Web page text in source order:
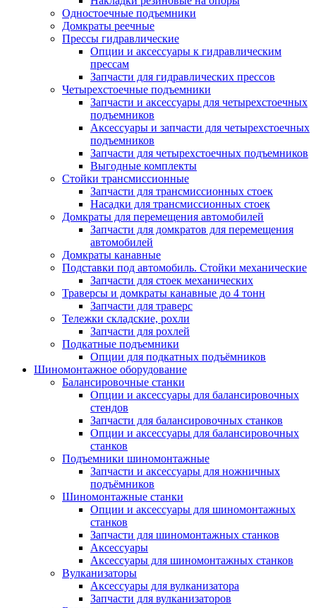
Одностоечные подъемники
Домкраты реечные
Прессы гидравлические
Опции и аксессуары к гидравлическим
прессам
Запчасти для гидравлических прессов
Четырехстоечные подъемники
Запчасти и аксессуары для четырехстоечных
подъемников
Аксессуары и запчасти для четырехстоечных
подъемников
Запчасти для четырехстоечных подъемников
Выгодные комплекты
Стойки трансмиссионные
Запчасти для трансмиссионных стоек
Насадки для трансмиссионных стоек
Домкраты для перемещения автомобилей
Запчасти для домкратов для перемещения
автомобилей
Домкраты канавные
Подставки под автомобиль. Стойки механические
Запчасти для стоек механических
Траверсы и домкраты канавные до 4 тонн
Запчасти для траверс
Тележки складские, рохли
Запчасти для рохлей
Подкатные подъемники
Опции для подкатных подъёмников
Шиномонтажное оборудование
Балансировочные станки
Опции и аксессуары для балансировочных
стендов
Запчасти для балансировочных станков
Опции и аксессуары для балансировочных
станков
Подъемники шиномонтажные
Запчасти и аксессуары для ножничных
подъёмников
Шиномонтажные станки
Опции и аксессуары для шиномонтажных
станков
Запчасти для шиномонтажных станков
Аксессуары
Аксессуары для шиномонтажных станков
Вулканизаторы
Аксессуары для вулканизатора
Запчасти для вулканизаторов